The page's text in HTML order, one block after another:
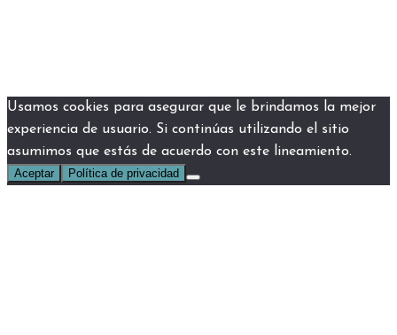
Usamos cookies para asegurar que le brindamos la mejor
experiencia de usuario. Si continúas utilizando el sitio
asumimos que estás de acuerdo con este lineamiento.
Aceptar Política de privacidad